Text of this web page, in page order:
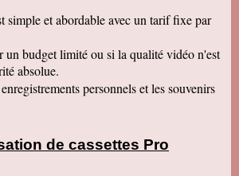
livre d'or : J'ai oublié ou plutôt remis
que je devais vous écrire après
disque dur. Pardonnez ma
Je tiens à vous redire toute ma
pour le travail accompli, mais aussi
pour la qualité de votre relation
ce qui constitue au final une
Bien cordialement
simple et abordable avec un tarif fixe par
un budget limité ou si la qualité vidéo n'est
absolue.
personnels et les souvenirs
de cassettes Pro